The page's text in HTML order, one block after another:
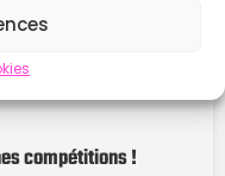
compétitions !